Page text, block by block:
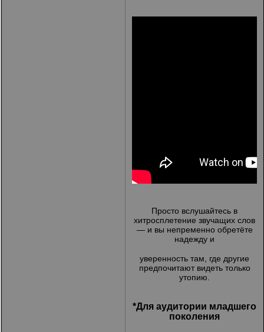
Просто вслушайтесь в
хитросплетение звучащих слов
— и вы непременно обретёте
надежду и
уверенность там, где другие
предпочитают видеть только
утопию.
*Для аудитории младшего
поколения